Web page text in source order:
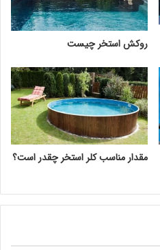
روکش استخر چیست
مقدار مناسب کلر استخر چقدر است؟